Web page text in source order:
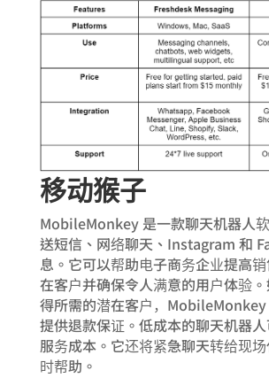
移动猴子
MobileMonkey 是一款聊天机器人
送短信、网络聊天、Instagram 和
息。它可以帮助电子商务企业提高
在客户并确保令人满意的用户体验
得所需的潜在客户，MobileMonkey
提供退款保证。低成本的聊天机器
服务成本。它还将紧急聊天转给现
时帮助。